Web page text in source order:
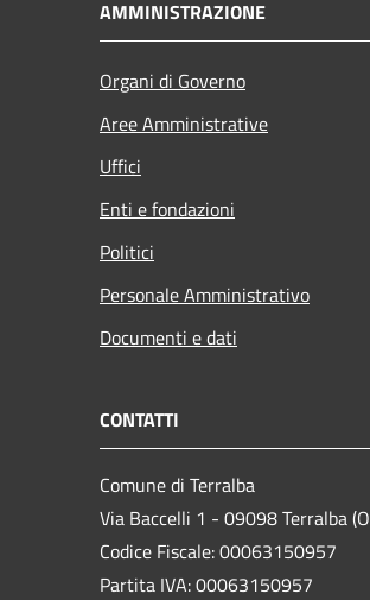
AMMINISTRAZIONE
Organi di Governo
Aree Amministrative
Uffici
Enti e fondazioni
Politici
Personale Amministrativo
Documenti e dati
CONTATTI
Comune di Terralba
Via Baccelli 1 - 09098 Terralba
Codice Fiscale: 00063150957
Partita IVA: 00063150957